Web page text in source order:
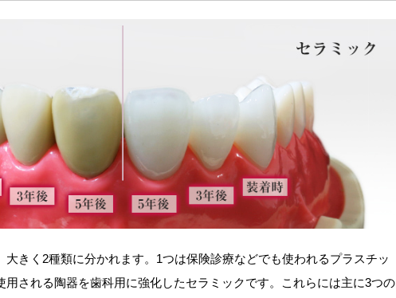
きく2種類に分かれます。1つは保険診療などでも使われるプラスチッ
用される陶器を歯科用に強化したセラミックです。これらには主に3つの